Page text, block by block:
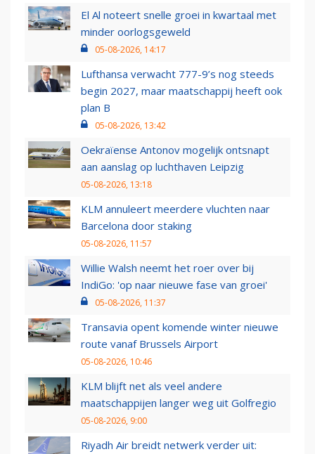
El Al noteert snelle groei in kwartaal met
minder oorlogsgeweld
05-08-2026, 14:17
Lufthansa verwacht 777-9’s nog steeds
begin 2027, maar maatschappij heeft ook
plan B
05-08-2026, 13:42
Oekraïense Antonov mogelijk ontsnapt
aan aanslag op luchthaven Leipzig
05-08-2026, 13:18
KLM annuleert meerdere vluchten naar
Barcelona door staking
05-08-2026, 11:57
Willie Walsh neemt het roer over bij
IndiGo: 'op naar nieuwe fase van groei'
05-08-2026, 11:37
Transavia opent komende winter nieuwe
route vanaf Brussels Airport
05-08-2026, 10:46
KLM blijft net als veel andere
maatschappijen langer weg uit Golfregio
05-08-2026, 9:00
Riyadh Air breidt netwerk verder uit: